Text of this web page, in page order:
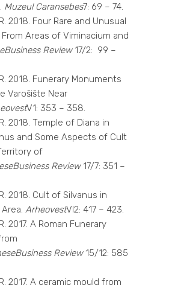
Muzeul Caransebes7: 69 – 74.
2018. Four Rare and Unusual
Areas of Viminacium and
Business Review17/2: 99 –
2018. Funerary Monuments
Varošište Near
V1: 353 – 358.
2018. Temple of Diana in
and Some Aspects of Cult
of
Business Review17/7: 351 –
2018. Cult of Silvanus in
ArheovestVI2: 417 – 423.
2017. A Roman Funerary
Business Review15/12: 585
2017. A ceramic mould from